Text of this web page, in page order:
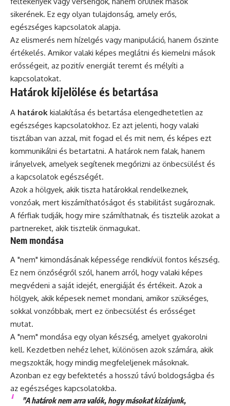
sikerének. Ez egy olyan tulajdonság, amely erős,
egészséges kapcsolatok alapja.
Az elismerés nem hízelgés vagy manipuláció, hanem őszinte
értékelés. Amikor valaki képes meglátni és kiemelni mások
erősségeit, az pozitív energiát teremt és mélyíti a
kapcsolatokat.
Határok kijelölése és betartása
A határok kialakítása és betartása elengedhetetlen az
egészséges kapcsolatokhoz. Ez azt jelenti, hogy valaki
tisztában van azzal, mit fogad el és mit nem, és képes ezt
kommunikálni és betartatni. A határok nem falak, hanem
irányelvek, amelyek segítenek megőrizni az önbecsülést és
a kapcsolatok egészségét.
Azok a hölgyek, akik tiszta határokkal rendelkeznek,
vonzóak, mert kiszámíthatóságot és stabilitást sugároznak.
A férfiak tudják, hogy mire számíthatnak, és tisztelik azokat a
partnereket, akik tisztelik önmagukat.
Nem mondása
A "nem" kimondásának képessége rendkívül fontos készség.
Ez nem önzőségről szól, hanem arról, hogy valaki képes
megvédeni a saját idejét, energiáját és értékeit. Azok a
hölgyek, akik képesek nemet mondani, amikor szükséges,
sokkal vonzóbbak, mert ez önbecsülést és erősséget
mutat.
A "nem" mondása egy olyan készség, amelyet gyakorolni
kell. Kezdetben nehéz lehet, különösen azok számára, akik
megszokták, hogy mindig megfeleljenek másoknak.
Azonban ez egy befektetés a hosszú távú boldogságba és
az egészséges kapcsolatokba.
"A határok nem arra valók, hogy másokat kizárjunk,